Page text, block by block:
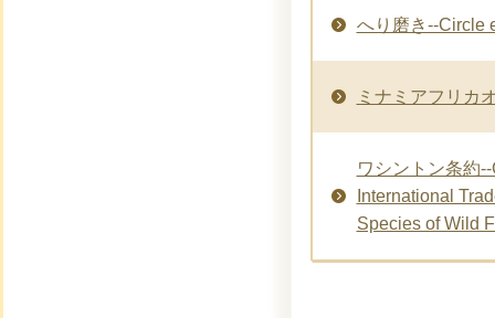
へり磨き--Circle
ミナミアフリカ
ワシントン条約
International
Species of Wild